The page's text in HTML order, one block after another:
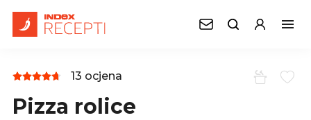
13 ocjena
Pizza rolice